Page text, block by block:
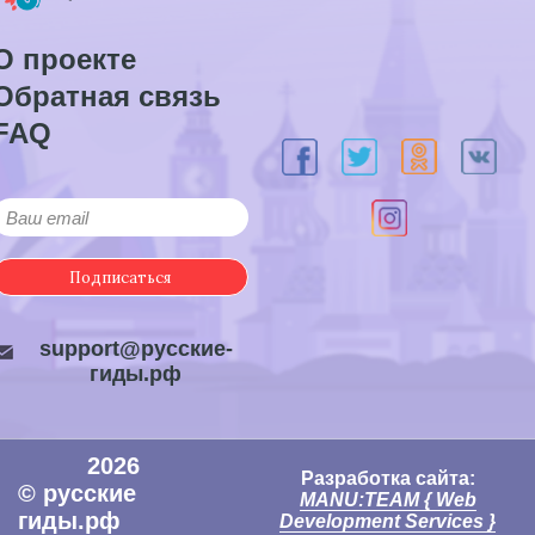
проекте
связь
Подписаться
support@русские-
гиды.рф
Разработка сайта:
MANU:TEAM { Web
Development Services }
2026
© русские
гиды.рф